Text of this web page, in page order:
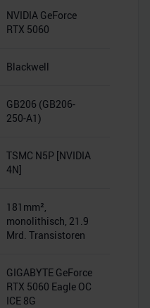
NVIDIA GeForce
RTX 5060
Blackwell
GB206 (GB206-
250-A1)
TSMC N5P [NVIDIA
4N]
181mm²,
monolithisch, 21.9
Mrd. Transistoren
GIGABYTE GeForce
RTX 5060 Eagle OC
ICE 8G